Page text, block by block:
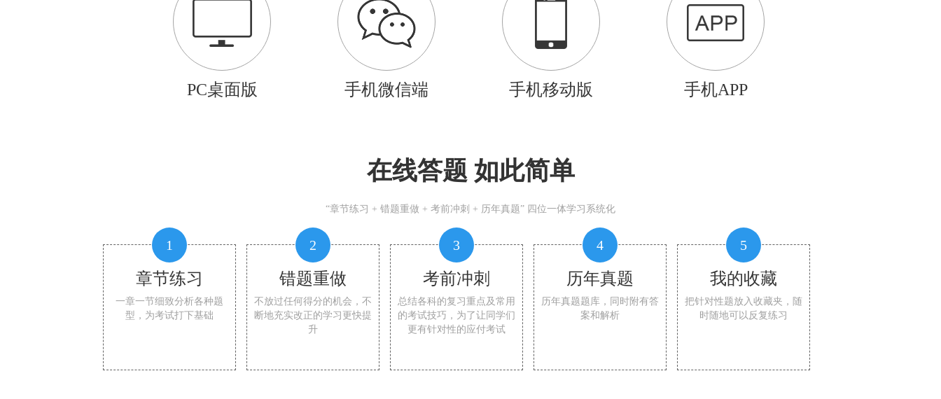
PC桌面版 手机微信端 手机移动版 手机APP
在线答题 如此简单
“章节练习 + 错题重做 + 考前冲刺 + 历年真题” 四位一体学习系统化
1
章节练习
一章一节细致分析各种题
型，为考试打下基础
2
错题重做
不放过任何得分的机会，不
断地充实改正的学习更快提
升
3
考前冲刺
总结各科的复习重点及常用
的考试技巧，为了让同学们
更有针对性的应付考试
4
历年真题
历年真题题库，同时附有答
案和解析
5
我的收藏
把针对性题放入收藏夹，随
时随地可以反复练习